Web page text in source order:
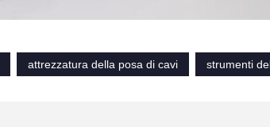
attrezzatura della posa di cavi strumenti